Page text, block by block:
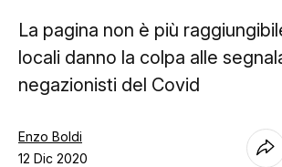
Chi siamo
Contatti
La pagina non è più
locali danno la colpa alle
negazionisti del Covid
Enzo Boldi
12 Dic 2020